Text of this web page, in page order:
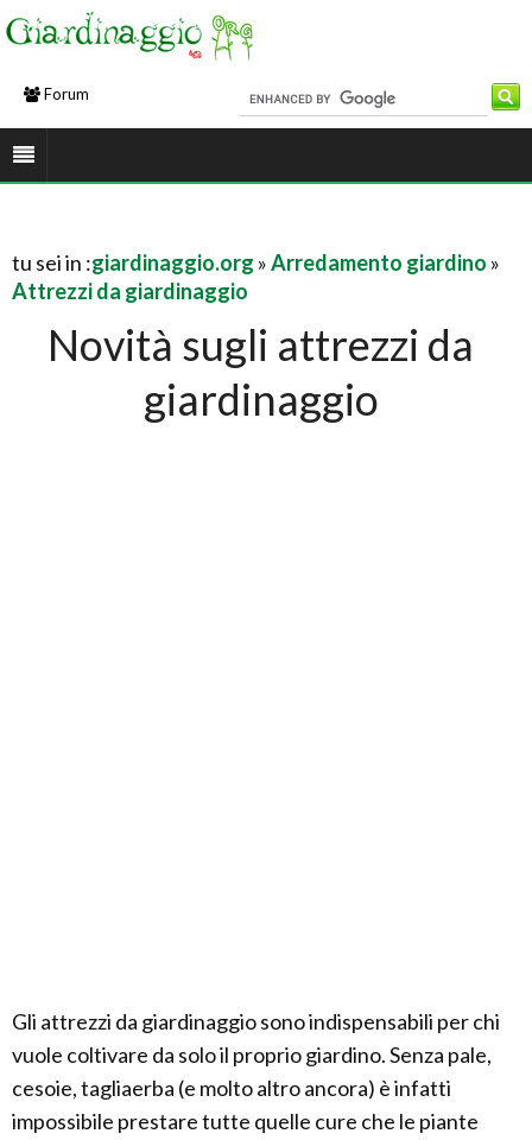
Forum
tu sei in :giardinaggio.org »Arredamento giardino »
Attrezzi da giardinaggio
Novità sugli attrezzi da
giardinaggio
Gli attrezzi da giardinaggio sono indispensabili per chi
vuole coltivare da solo il proprio giardino. Senza pale,
cesoie, tagliaerba (e molto altro ancora) è infatti
impossibile prestare tutte quelle cure che le piante